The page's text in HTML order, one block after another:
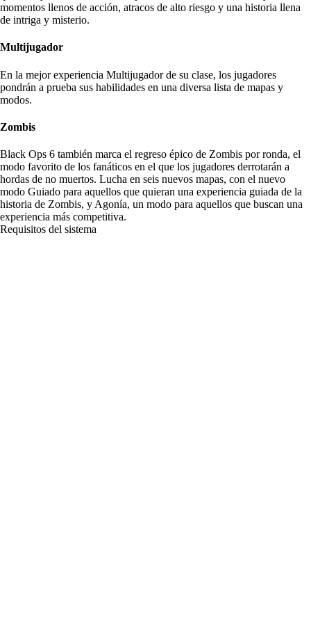
momentos llenos de acción, atracos de alto riesgo y una historia llena
de intriga y misterio.
Multijugador
En la mejor experiencia Multijugador de su clase, los jugadores
pondrán a prueba sus habilidades en una diversa lista de mapas y
modos.
Zombis
Black Ops 6 también marca el regreso épico de Zombis por ronda, el
modo favorito de los fanáticos en el que los jugadores derrotarán a
hordas de no muertos. Lucha en seis nuevos mapas, con el nuevo
modo Guiado para aquellos que quieran una experiencia guiada de la
historia de Zombis, y Agonía, un modo para aquellos que buscan una
experiencia más competitiva.
Requisitos del sistema